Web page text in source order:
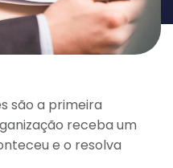
são a primeira
receba um
e o resolva